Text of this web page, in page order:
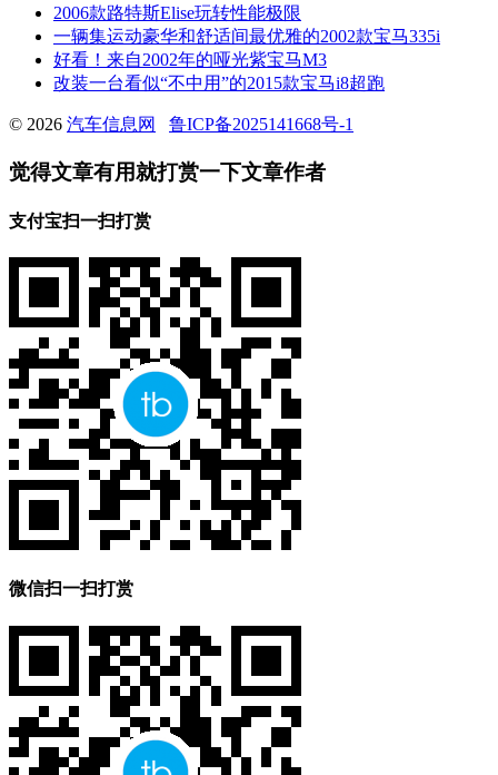
2006款路特斯Elise玩转性能极限
一辆集运动豪华和舒适间最优雅的2002款宝马335i
好看！来自2002年的哑光紫宝马M3
改装一台看似“不中用”的2015款宝马i8超跑
© 2026 汽车信息网 鲁ICP备2025141668号-1
觉得文章有用就打赏一下文章作者
支付宝扫一扫打赏
微信扫一扫打赏